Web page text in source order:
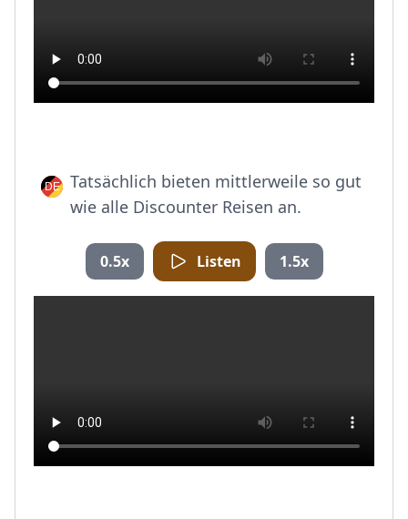
Tatsächlich bieten mittlerweile so gut
wie alle Discounter Reisen an.
0.5x Listen 1.5x